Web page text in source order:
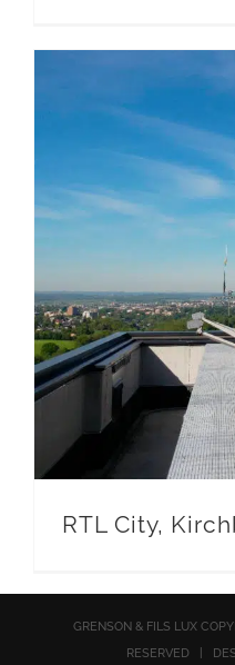
RTL City,
GRENSON & FILS LUX
RESERVED |